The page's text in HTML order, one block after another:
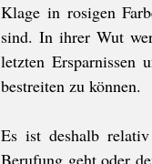
Klage in rosigen
sind. In ihrer Wut
letzten Ersparnissen
bestreiten zu können.
Es ist deshalb